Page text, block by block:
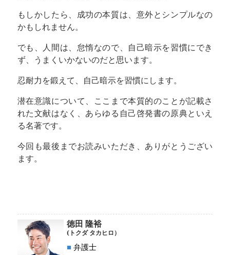
もしかしたら、成功の本質は、意外とシンプルなの
かもしれません。
でも、人間は、怠惰なので、自己暗示を習慣にでき
ず、うまくいかないのだと思います。
忍耐力を鍛えて、自己暗示を習慣にします。
潜在意識について、ここまで本質的のことが記載さ
れた文献はなく、あらゆる自己啓発書の原典といえ
る名著です。
今回も最後までお読みいただき、ありがとうござい
ます。
徳田 隆裕
(トクダ タカヒロ）
■弁護士